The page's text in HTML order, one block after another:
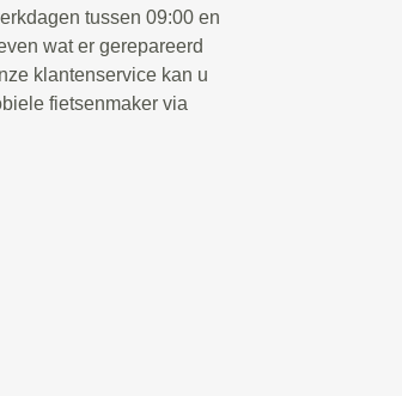
tussen 09:00 en
wat er gerepareerd
klantenservice kan u
fietsenmaker via